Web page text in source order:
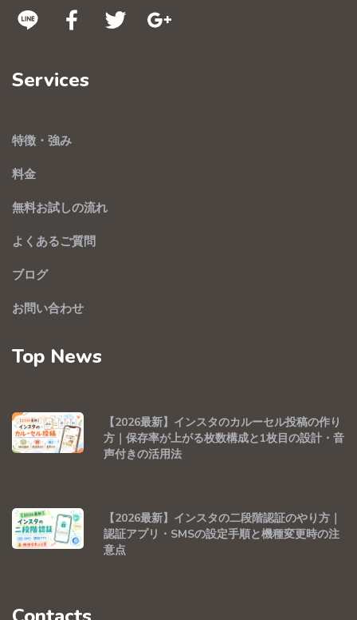
Services
特徴・強み
料金
無料お試しの流れ
よくあるご質問
ブログ
お問い合わせ
Top News
【2026最新】インスタのカルーセル投稿の作り
方｜保存率が上がる枚数構成と1枚目の設計・音
声付きの活用法
【2026最新】インスタの二段階認証のやり方｜
認証アプリ・SMSの設定手順と機種変更時の注
意点